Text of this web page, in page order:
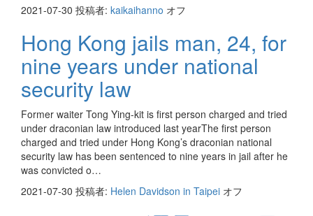
2021-07-30 投稿者: kaikaihanno オフ
Hong Kong jails man, 24, for
nine years under national
security law
Former waiter Tong Ying-kit is first person charged and tried
under draconian law introduced last yearThe first person
charged and tried under Hong Kong’s draconian national
security law has been sentenced to nine years in jail after he
was convicted o…
2021-07-30 投稿者: Helen Davidson in Taipei オフ